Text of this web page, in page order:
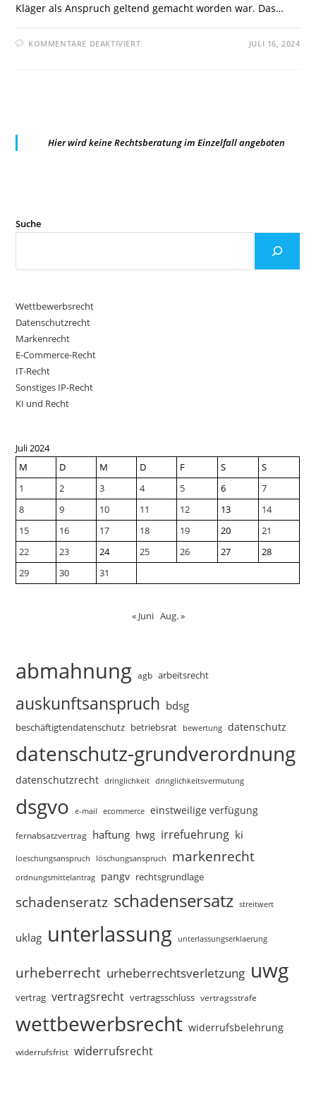
Kläger als Anspruch geltend gemacht worden war. Das…
KOMMENTARE DEAKTIVIERTFÜR
DSGVO
VERANTWORTLICHER
DIE
UNTERNEHMEN
JULI 16, 2024
Hier wird keine Rechtsberatung im Einzelfall angeboten
Suche
Wettbewerbsrecht
Datenschutzrecht
Markenrecht
E-Commerce-Recht
IT-Recht
Sonstiges IP-Recht
KI und Recht
Juli 2024
M
D M D F S
S
1
2 3 4 5 6
7
8
9 10 11 12 13
14
15
16 17 18 19 20
21
22
23 24 25 26 27
28
29
30 31
« Juni Aug. »
abmahnung agb arbeitsrecht
auskunftsanspruch bdsg
beschäftigtendatenschutz betriebsrat bewertung datenschutz
datenschutz-grundverordnung
datenschutzrecht dringlichkeit dringlichkeitsvermutung
dsgvo e-mail ecommerce einstweilige verfügung
fernabsatzvertrag haftung hwg irrefuehrung ki
loeschungsanspruch löschungsanspruch markenrecht
ordnungsmittelantrag pangv rechtsgrundlage
schadenseratz schadensersatz streitwert
uklag unterlassung unterlassungserklaerung
urheberrecht urheberrechtsverletzung uwg
vertrag vertragsrecht vertragsschluss vertragsstrafe
wettbewerbsrecht widerrufsbelehrung
widerrufsfrist widerrufsrecht